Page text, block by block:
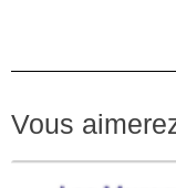
Vous